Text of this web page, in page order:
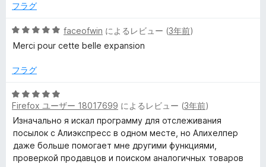
フラグ
5
段
中
の
評
価
faceofwin によるレビュー (3年前)
Merci pour cette belle expansion
フラグ
5
段
階
中
5
の
Firefox ユーザー 18017699 によるレビュー (3年前)
Изначально я искал программу для отслеживания
посылок с Алиэкспресс в одном месте, но Алихелпер
даже больше помогает мне другими функциями,
проверкой продавцов и поиском аналогичных товаров